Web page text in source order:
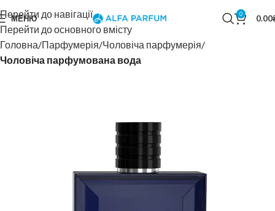
Перейти до навігації
Перейти до основного вмісту
МЕНЮ 0 0.00
Головна Парфумерія Чоловіча парфумерія
Чоловіча парфумована вода